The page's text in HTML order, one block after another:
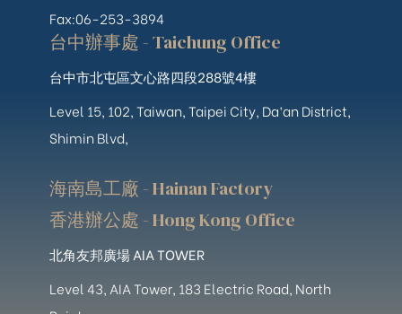
Fax:06-253-3894
台中辦事處 - Taichung Office
台中市北屯區文心路四段288號4樓
Level 15, 102, Taiwan, Taipei City, Da’an District,
Shimin Blvd,
海南島工廠 - Hainan Factory
香港辦公處 - Hong Kong Office
北角友邦廣場 AIA TOWER
Level 43, AIA Tower, 183 Electric Road, North